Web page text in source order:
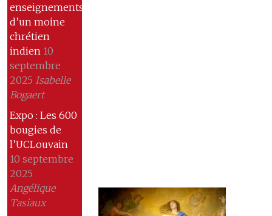
enseignements
d’un moine
chrétien
indien 10
septembre
2025 Isabelle
Bogaert
Expo : Les 600
bougies de
l’UCLouvain
10 septembre
2025
Angélique
Tasiaux